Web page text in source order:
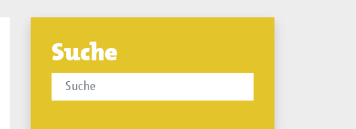
Suche